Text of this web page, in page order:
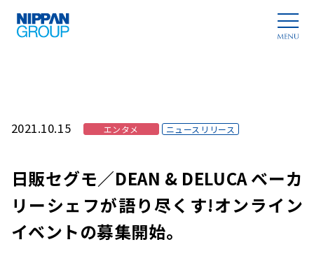
2021.10.15 エンタメ ニュースリリース
日販セグモ／DEAN & DELUCA ベーカ
リーシェフが語り尽くす!オンライン
イベントの募集開始。